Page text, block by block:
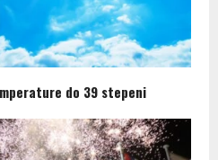
do 39 stepeni